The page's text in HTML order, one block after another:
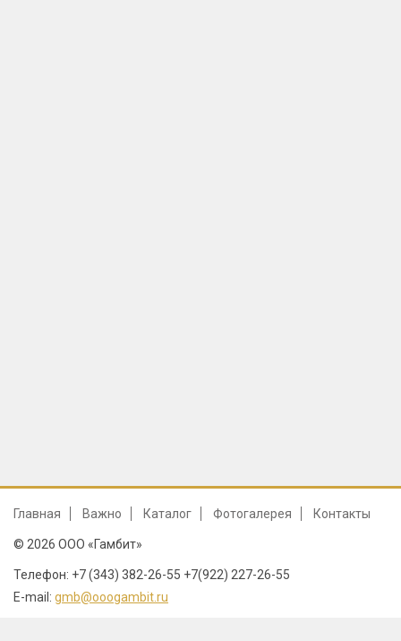
Главная Важно Каталог Фотогалерея Контакты
© 2026 ООО «Гамбит»
Телефон: +7 (343) 382-26-55 +7(922) 227-26-55
E-mail: gmb@ooogambit.ru